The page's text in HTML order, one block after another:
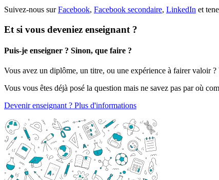
Suivez-nous surFacebook, Facebook secondaire, LinkedIn et
Et si vous deveniez enseignant ?
Puis-je enseigner ? Sinon, que faire ?
Vous avez un diplôme, un titre, ou une expérience à fairer valoir
Vous vous êtes déjà posé la question mais ne savez pas par où
Devenir enseignant ? Plus d'informations